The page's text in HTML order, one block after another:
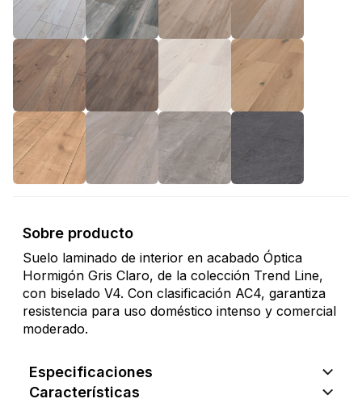
Sobre producto
Suelo laminado de interior en acabado Óptica
Hormigón Gris Claro, de la colección Trend Line,
con biselado V4. Con clasificación AC4, garantiza
resistencia para uso doméstico intenso y comercial
moderado.
Especificaciones
Características